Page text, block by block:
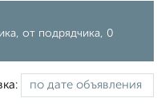
от подрядчика, 0